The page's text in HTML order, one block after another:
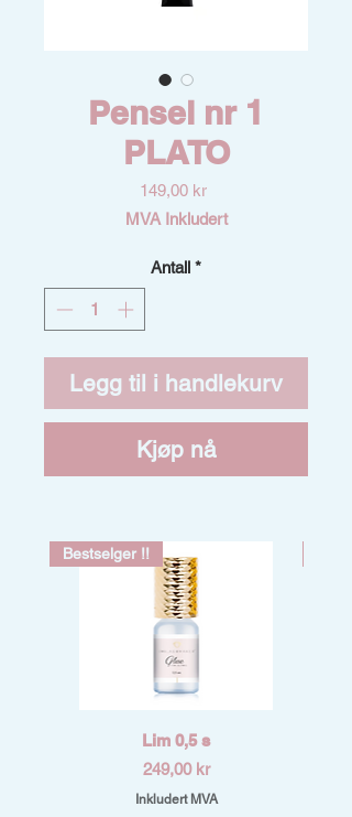
Pensel nr 1
PLATO
149,00 krPris
MVA Inkludert
Antall *
Legg til i handlekurv
Kjøp nå
Bestselger !!
Lim 0,5 s
Pris
249,00 kr
Inkludert MVA